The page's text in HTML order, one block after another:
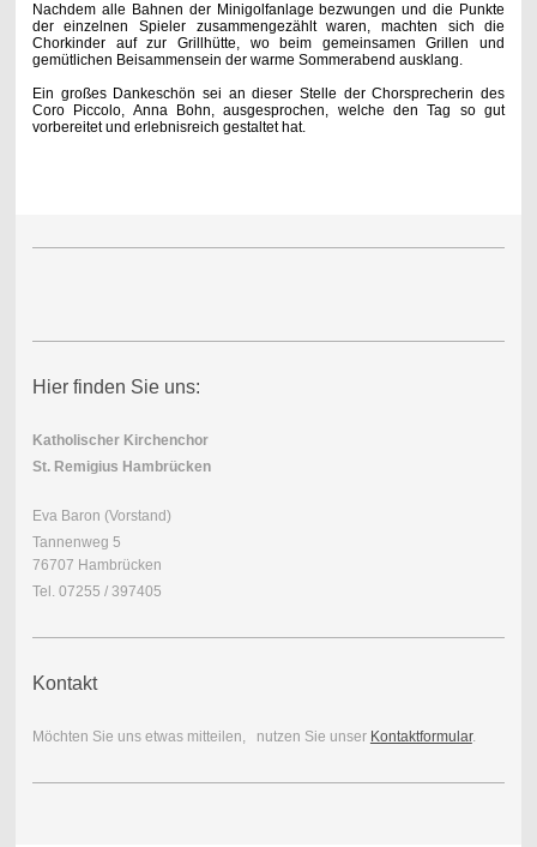
Nachdem alle Bahnen der Minigolfanlage bezwungen und die Punkte
der einzelnen Spieler zusammengezählt waren, machten sich die
Chorkinder auf zur Grillhütte, wo beim gemeinsamen Grillen und
gemütlichen Beisammensein der warme Sommerabend ausklang.
Ein großes Dankeschön sei an dieser Stelle der Chorsprecherin des
Coro Piccolo, Anna Bohn, ausgesprochen, welche den Tag so gut
vorbereitet und erlebnisreich gestaltet hat.
Hier finden Sie uns:
Katholischer Kirchenchor
St. Remigius Hambrücken
Eva Baron (Vorstand)
Tannenweg 5
76707 Hambrücken
Tel. 07255 / 397405
Kontakt
Möchten Sie uns etwas mitteilen, nutzen Sie unser Kontaktformular.